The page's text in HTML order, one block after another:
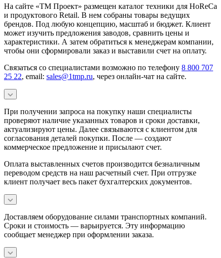
На сайте «ТМ Проект» размещен каталог техники для HoReCa
и продуктового Retail. В нем собраны товары ведущих
брендов. Под любую концепцию, масштаб и бюджет. Клиент
может изучить предложения заводов, сравнить цены и
характеристики. А затем обратиться к менеджерам компании,
чтобы они сформировали заказ и выставили счет на оплату.
Связаться со специалистами возможно по телефону 8 800 707
25 22, email: sales@1tmp.ru, через онлайн-чат на сайте.
При получении запроса на покупку наши специалисты
проверяют наличие указанных товаров и сроки доставки,
актуализируют цены. Далее связываются с клиентом для
согласования деталей покупки. После — создают
коммерческое предложение и присылают счет.
Оплата выставленных счетов производится безналичным
переводом средств на наш расчетный счет. При отгрузке
клиент получает весь пакет бухгалтерских документов.
Доставляем оборудование силами транспортных компаний.
Сроки и стоимость — варьируется. Эту информацию
сообщает менеджер при оформлении заказа.